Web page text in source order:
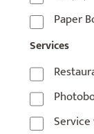
75013
75014
75015
75016
75017
Paper
Services